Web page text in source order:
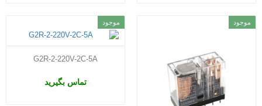
موجود
G2R-2-220V-2C-5A
تماس بگیرید
موجود